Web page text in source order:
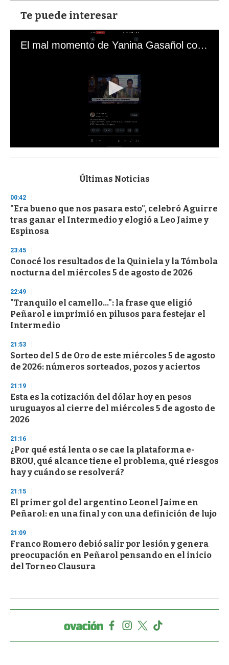
Te puede interesar
El mal momento de Yanina Gasañol con un hincha argentino en "Subrayado"
s
d
s
o
f
3
s
e
c
o
d
s
Últimas Noticias
00:42
"Era bueno que nos pasara esto", celebró Aguirre
tras ganar el Intermedio y elogió a Leo Jaime y
Espinosa
23:45
Conocé los resultados de la Quiniela y la Tómbola
nocturna del miércoles 5 de agosto de 2026
22:49
"Tranquilo el camello...": la frase que eligió
Peñarol e imprimió en pilusos para festejar el
Intermedio
21:53
Sorteo del 5 de Oro de este miércoles 5 de agosto
de 2026: números sorteados, pozos y aciertos
21:19
Esta es la cotización del dólar hoy en pesos
uruguayos al cierre del miércoles 5 de agosto de
2026
21:16
¿Por qué está lenta o se cae la plataforma e-
BROU, qué alcance tiene el problema, qué riesgos
hay y cuándo se resolverá?
21:15
El primer gol del argentino Leonel Jaime en
Peñarol: en una final y con una definición de lujo
21:09
Franco Romero debió salir por lesión y genera
preocupación en Peñarol pensando en el inicio
del Torneo Clausura